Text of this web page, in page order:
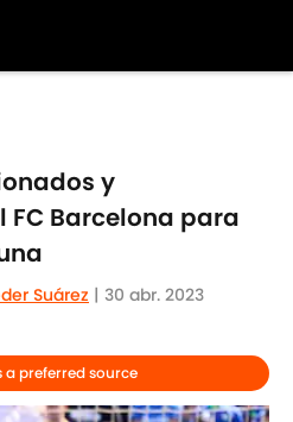
y
FC Barcelona para
Suárez | 30 abr. 2023
a preferred source